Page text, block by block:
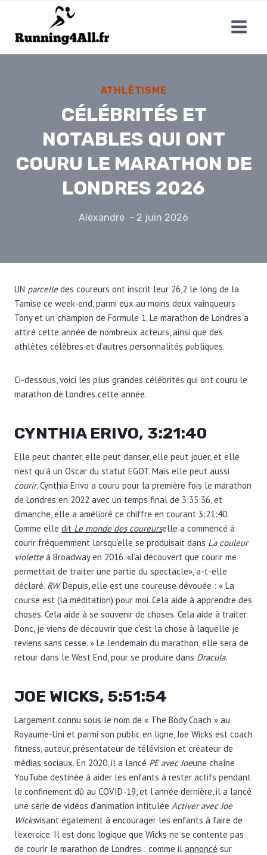
contenu
ATHLÉTISME
CÉLÉBRITÉS ET
NOTABLES QUI ONT
COURU LE MARATHON DE
LONDRES 2026
Alexandre 2 juin 2026
UN parcelledes coureurs ont inscrit leur 26,2 le long de la
Tamise ce week-end, parmi eux au moins deux vainqueurs
Tony et un champion de Formule 1. Le marathon de Londres a
attiré cette année de nombreux acteurs, ainsi que des
athlètes célèbres et d’autres personnalités publiques.
Ci-dessous, voici les plus grandes célébrités qui ont couru le
marathon de Londres cette année.
CYNTHIA ERIVO, 3:21:40
Elle peut chanter, elle peut danser, elle peut jouer, et elle
n’est qu’à un Oscar du statut EGOT. Mais elle peut aussi
courir. Cynthia Erivo a couru pour la première fois le marathon
de Londres en 2022 avec un temps final de 3:35:36, et
dimanche, elle a amélioré ce chiffre en courant 3:21:40.
Comme elle dit Le monde des coureurselle a commencé à
courir fréquemment lorsqu’elle se produisait dans La couleur
violetteà Broadway en 2016. «J’ai découvert que courir me
permettait de traiter une partie du spectacle», a-t-elle
déclaré. RW. Depuis, elle est une coureuse dévouée : « La
course est (la méditation) pour moi. Cela aide à apprendre des
choses. Cela aide à se souvenir de choses. Cela aide à traiter.
Donc, je viens de découvrir que c’est la chose à laquelle je
reviens sans cesse. » Le lendemain du marathon, elle sera de
retour dans le West End, pour se produire dans Dracula.
JOE WICKS, 5:51:54
Largement connu sous le nom de « The Body Coach » au
Royaume-Uni et parmi son public en ligne, Joe Wicks est coach
fitness, auteur, présentateur de télévision et créateur de
médias sociaux. En 2020, il a lancé PE avec Joeune chaîne
YouTube destinée à aider les enfants à rester actifs pendant
le confinement dû au COVID-19, et l’année dernière, il a lancé
une série de vidéos d’animation intitulée Activer avec Joe
Wicksvisant également à encourager les enfants à faire de
l’exercice. Il est donc logique que Wicks ne se contente pas
de courir le marathon de Londres ; comme il annoncé sur